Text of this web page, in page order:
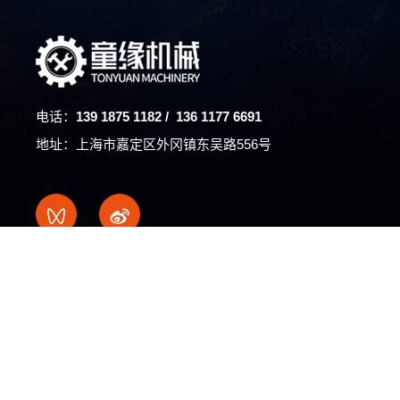
电话： 139 1875 1182 / 136 1177 6691
地址：上海市嘉定区外冈镇东吴路556号